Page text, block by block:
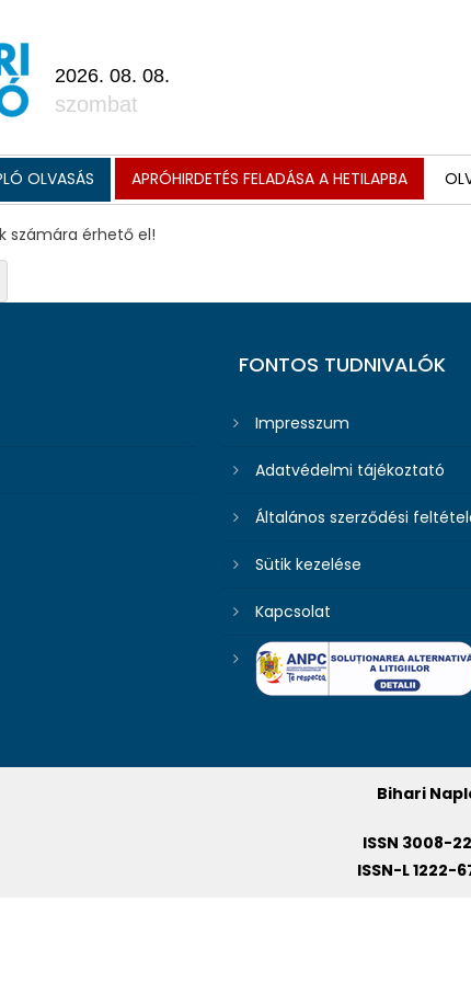
2026. 08. 08.
szombat
OLVASÁS APRÓHIRDETÉS FELADÁSA A HETILAPBA
számára érhető el!
FONTOS TUDNIVALÓK
Impresszum
Adatvédelmi tájékoztató
Általános szerződési
Sütik kezelése
Kapcsolat
Bihari
ISSN 3008-
ISSN-L 1222-